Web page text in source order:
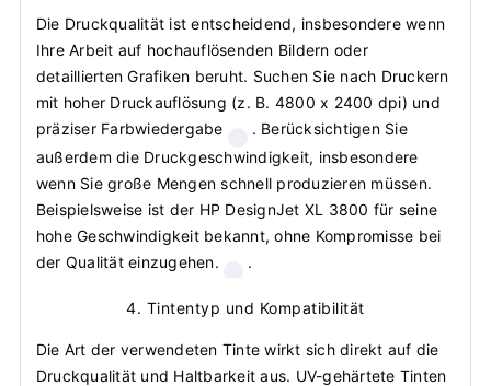
Die Druckqualität ist entscheidend, insbesondere wenn
Ihre Arbeit auf hochauflösenden Bildern oder
detaillierten Grafiken beruht. Suchen Sie nach Druckern
mit hoher Druckauflösung (z. B. 4800 x 2400 dpi) und
präziser Farbwiedergabe
. Berücksichtigen Sie
außerdem die Druckgeschwindigkeit, insbesondere
wenn Sie große Mengen schnell produzieren müssen.
Beispielsweise ist der HP DesignJet XL 3800 für seine
hohe Geschwindigkeit bekannt, ohne Kompromisse bei
der Qualität einzugehen.
.
4. Tintentyp und Kompatibilität
Die Art der verwendeten Tinte wirkt sich direkt auf die
Druckqualität und Haltbarkeit aus. UV-gehärtete Tinten